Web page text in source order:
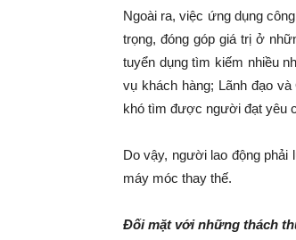
Ngoài ra, việc ứng dụng
trọng, đóng góp giá trị ở
tuyển dụng tìm kiếm nhiều
vụ khách hàng; Lãnh đạo
khó tìm được người đạt yêu
Do vậy, người lao động phải
máy móc thay thế.
Đối mặt với những thách